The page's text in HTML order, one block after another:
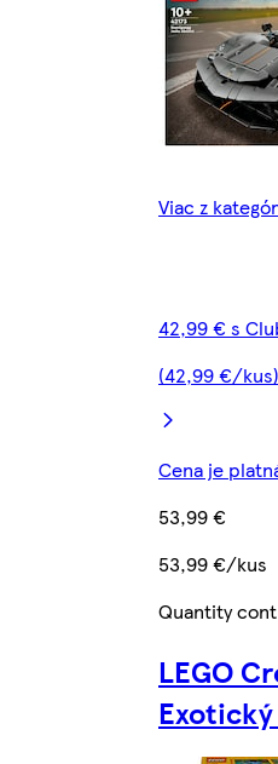
Viac z
42,99 € s
(42,99 €/kus)
Cena je
53,99 €
53,99 €/kus
Quantity
LEGO